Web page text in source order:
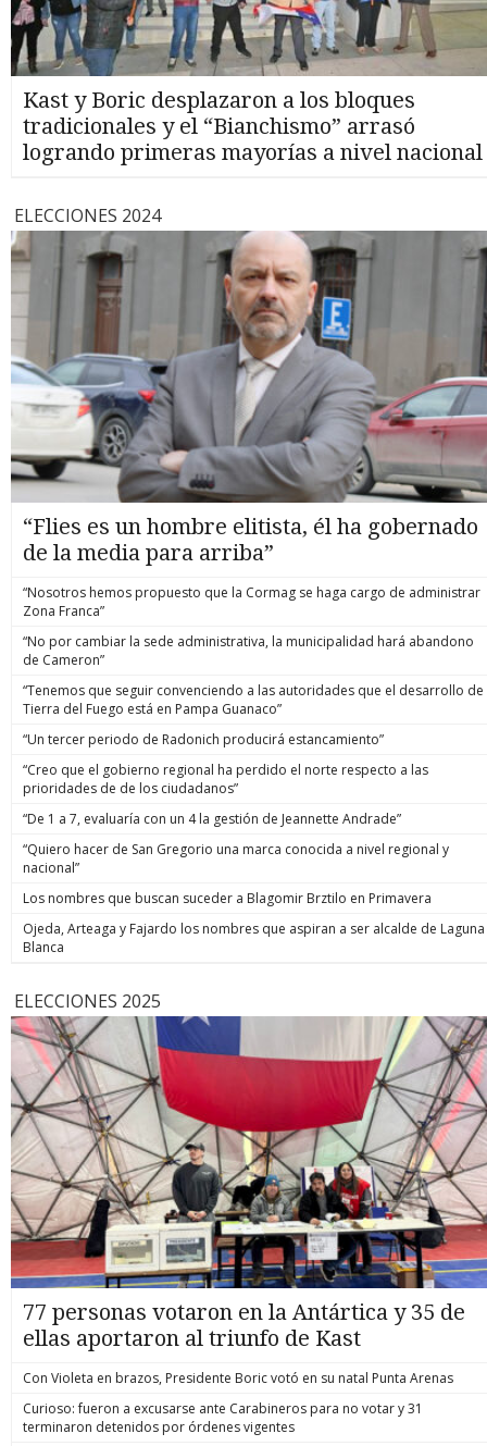
Kast y Boric desplazaron a los bloques
tradicionales y el “Bianchismo” arrasó
logrando primeras mayorías a nivel nacional
ELECCIONES 2024
“Flies es un hombre elitista, él ha gobernado
de la media para arriba”
“Nosotros hemos propuesto que la Cormag se haga cargo de administrar
Zona Franca”
“No por cambiar la sede administrativa, la municipalidad hará abandono
de Cameron”
“Tenemos que seguir convenciendo a las autoridades que el desarrollo de
Tierra del Fuego está en Pampa Guanaco”
“Un tercer periodo de Radonich producirá estancamiento”
“Creo que el gobierno regional ha perdido el norte respecto a las
prioridades de de los ciudadanos”
“De 1 a 7, evaluaría con un 4 la gestión de Jeannette Andrade”
“Quiero hacer de San Gregorio una marca conocida a nivel regional y
nacional”
Los nombres que buscan suceder a Blagomir Brztilo en Primavera
Ojeda, Arteaga y Fajardo los nombres que aspiran a ser alcalde de Laguna
Blanca
ELECCIONES 2025
77 personas votaron en la Antártica y 35 de
ellas aportaron al triunfo de Kast
Con Violeta en brazos, Presidente Boric votó en su natal Punta Arenas
Curioso: fueron a excusarse ante Carabineros para no votar y 31
terminaron detenidos por órdenes vigentes